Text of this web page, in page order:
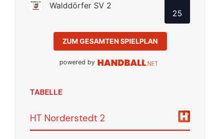
Walddörfer SV 2
25
ZUM GESAMTEN SPIELPLAN
powered by
TABELLE
HT Norderstedt 2